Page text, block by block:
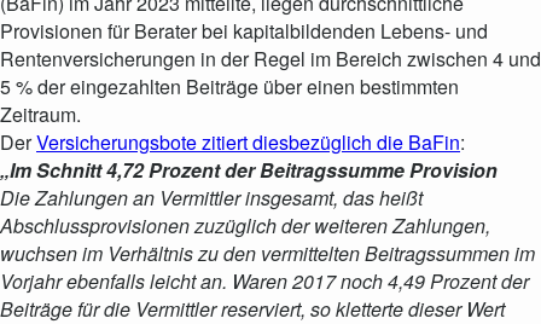
Provisionen für Berater bei kapitalbildenden Lebens- und
Rentenversicherungen in der Regel im Bereich zwischen 4 und
5 % der eingezahlten Beiträge über einen bestimmten
Zeitraum.
DerVersicherungsbote zitiert diesbezüglich die BaFin:
„Im Schnitt 4,72 Prozent der Beitragssumme Provision
Die Zahlungen an Vermittler insgesamt, das heißt
Abschlussprovisionen zuzüglich der weiteren Zahlungen,
wuchsen im Verhältnis zu den vermittelten Beitragssummen im
Vorjahr ebenfalls leicht an. Waren 2017 noch 4,49 Prozent der
Beiträge für die Vermittler reserviert, so kletterte dieser Wert